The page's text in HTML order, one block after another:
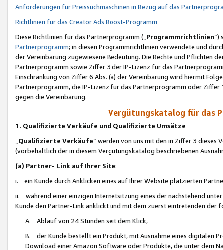
Anforderungen für Preissuchmaschinen in Bezug auf das
Richtlinien für das Creator Ads Boost-Programm
Diese Richtlinien für das Partnerprogramm („Programmrichtlinien“)
Partnerprogramm; in diesen Programmrichtlinien verwendete und
der Vereinbarung zugewiesene Bedeutung. Die Rechte und Pflichten
Partnerprogramm sowie Ziffer 3 der IP-Lizenz für das
Einschränkung von Ziffer 6 Abs. (a) der Vereinbarung wird hiermit
Partnerprogramm, die IP-Lizenz für das Partnerprogramm oder
gegen die Vereinbarung.
Vergütungskatalog für das
1. Qualifizierte Verkäufe und Qualifizierte Umsätze
Qualifizierte Verkäufe“ werden von uns mit den in Ziffer 3
(vorbehaltlich der in diesem Vergütungskatalog beschriebenen
(a) Partner- Link auf Ihrer Site:
i. ein Kunde durch Anklicken eines auf Ihrer Website platzierten
ii. während einer einzigen Internetsitzung eines der nachstehend
Kunde den Partner-Link anklickt und mit dem zuerst eintretenden der
A. Ablauf von 24 Stunden seit dem Klick,
B. der Kunde bestellt ein Produkt, mit Ausnahme eines digitalen
Download einer Amazon Software oder Produkte, die unter dem